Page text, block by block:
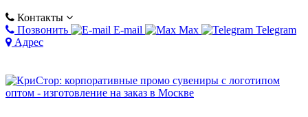
Контакты
Позвонить
E-mail Max
Telegram
Адрес